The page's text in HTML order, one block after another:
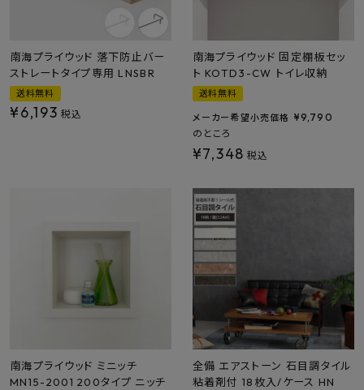
南海プライウッド 落下防止バー
ストレートタイプ専用 LNSBR
送料無料
¥6,193 税込
南海プライウッド 固定棚板セッ
ト KOTD3-CW トイレ収納
送料無料
メーカー希望小売価格 ¥9,790
のところ
¥7,348 税込
南海プライウッド ミニッチ
MN15-2001 200タイプ ニッチ
全備 エアストーン 石目調タイル
粘着剤付 18枚入/ケース HN